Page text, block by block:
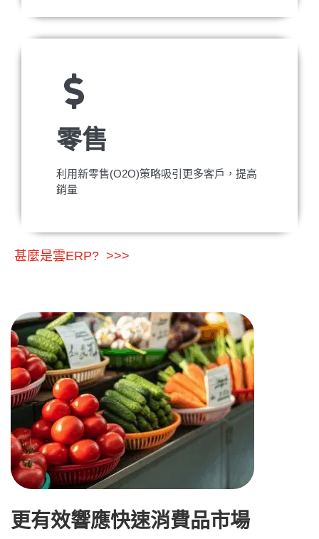
零售
利用新零售(O2O)策略吸引更多客戶，提高
銷量
甚麼是雲ERP? >>>
更有效響應快速消費品市場